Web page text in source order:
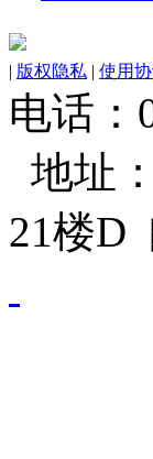
| 版权隐私 | 使用
电话：
地址
21楼D